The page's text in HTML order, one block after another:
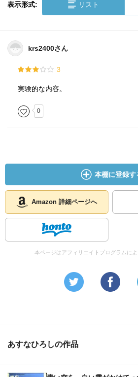
表示形式: リスト
krs2400さん
3
実験的な内容。
0
本棚に登録す
Amazon 詳細ページへ
本ページはアフィリエイトプログラムに
あすなひろしの作品